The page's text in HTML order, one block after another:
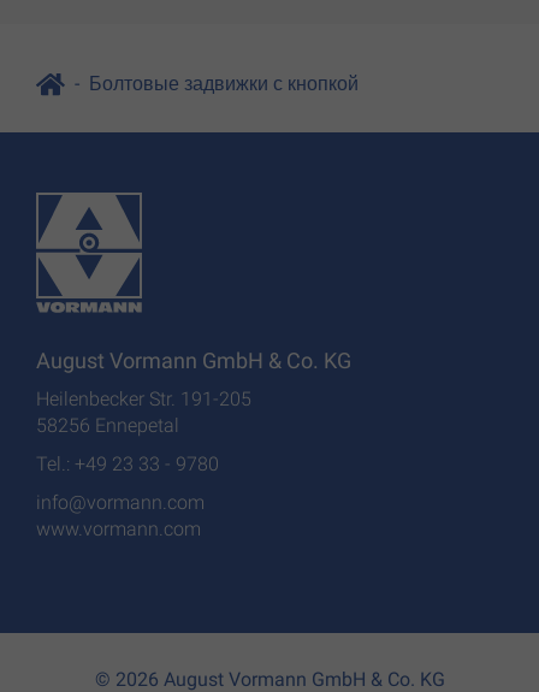
Болтовые задвижки с кнопкой
August Vormann GmbH & Co. KG
Heilenbecker Str. 191-205
58256 Ennepetal
Tel.: +49 23 33 - 9780
info@vormann.com
www.vormann.com
© 2026 August Vormann GmbH & Co. KG